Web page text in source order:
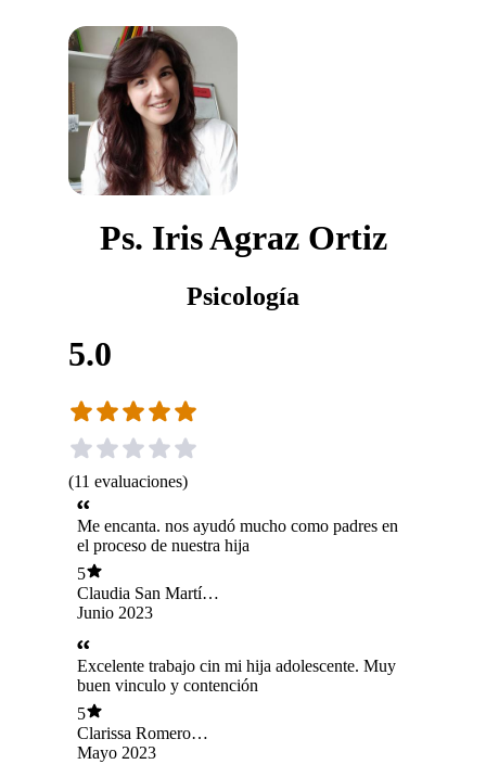
Ps. Iris Agraz Ortiz
Psicología
5.0
(11 evaluaciones)
Me encanta. nos ayudó mucho como padres en
el proceso de nuestra hija
5
Claudia San Martín
Silva
Junio 2023
Excelente trabajo cin mi hija adolescente. Muy
buen vinculo y contención
5
Clarissa Romero
Foronda
Mayo 2023